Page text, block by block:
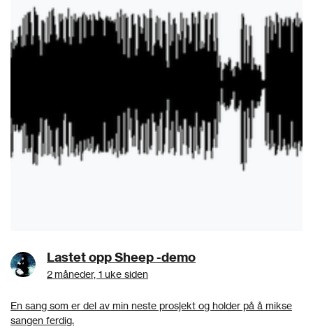
Lastet opp Sheep -demo
2 måneder, 1 uke siden
En sang som er del av min neste prosjekt og holder på å mikse
sangen ferdig.